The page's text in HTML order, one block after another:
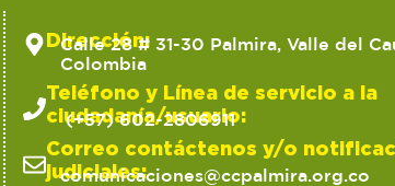
Dirección:
Calle 28 # 31-30 Palmira, Valle del
Colombia
Teléfono y Línea de servicio a la
ciudadanía/usuario:
(+57) 602-2806911
Correo contáctenos y/o
judiciales:
comunicaciones@ccpalmira.org.co